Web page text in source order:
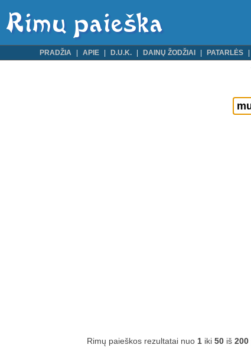
PRADŽIA APIE D.U.K. DAINŲ ŽODŽIAI PATARLĖS
Rimų paieškos rezultatai nuo 1 iki50 iš200